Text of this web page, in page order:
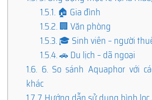
1.5.1.🏠 Gia đình
1.5.2.🏢 Văn phòng
1.5.3.🎓 Sinh viên – người
1.5.4.🚗 Du lịch – dã ngoại
1.6. 6. So sánh Aquaphor với
khác